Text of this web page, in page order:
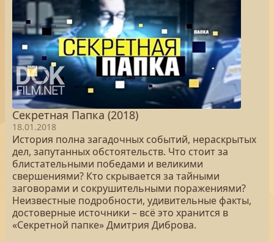
Секретная Папка (2018)
18.01.2018
История полна загадочных событий, нераскрытых
дел, запутанных обстоятельств. Что стоит за
блистательными победами и великими
свершениями? Кто скрывается за тайными
заговорами и сокрушительными поражениями?
Неизвестные подробности, удивительные факты,
достоверные источники – всё это хранится в
«Секретной папке» Дмитрия Диброва.